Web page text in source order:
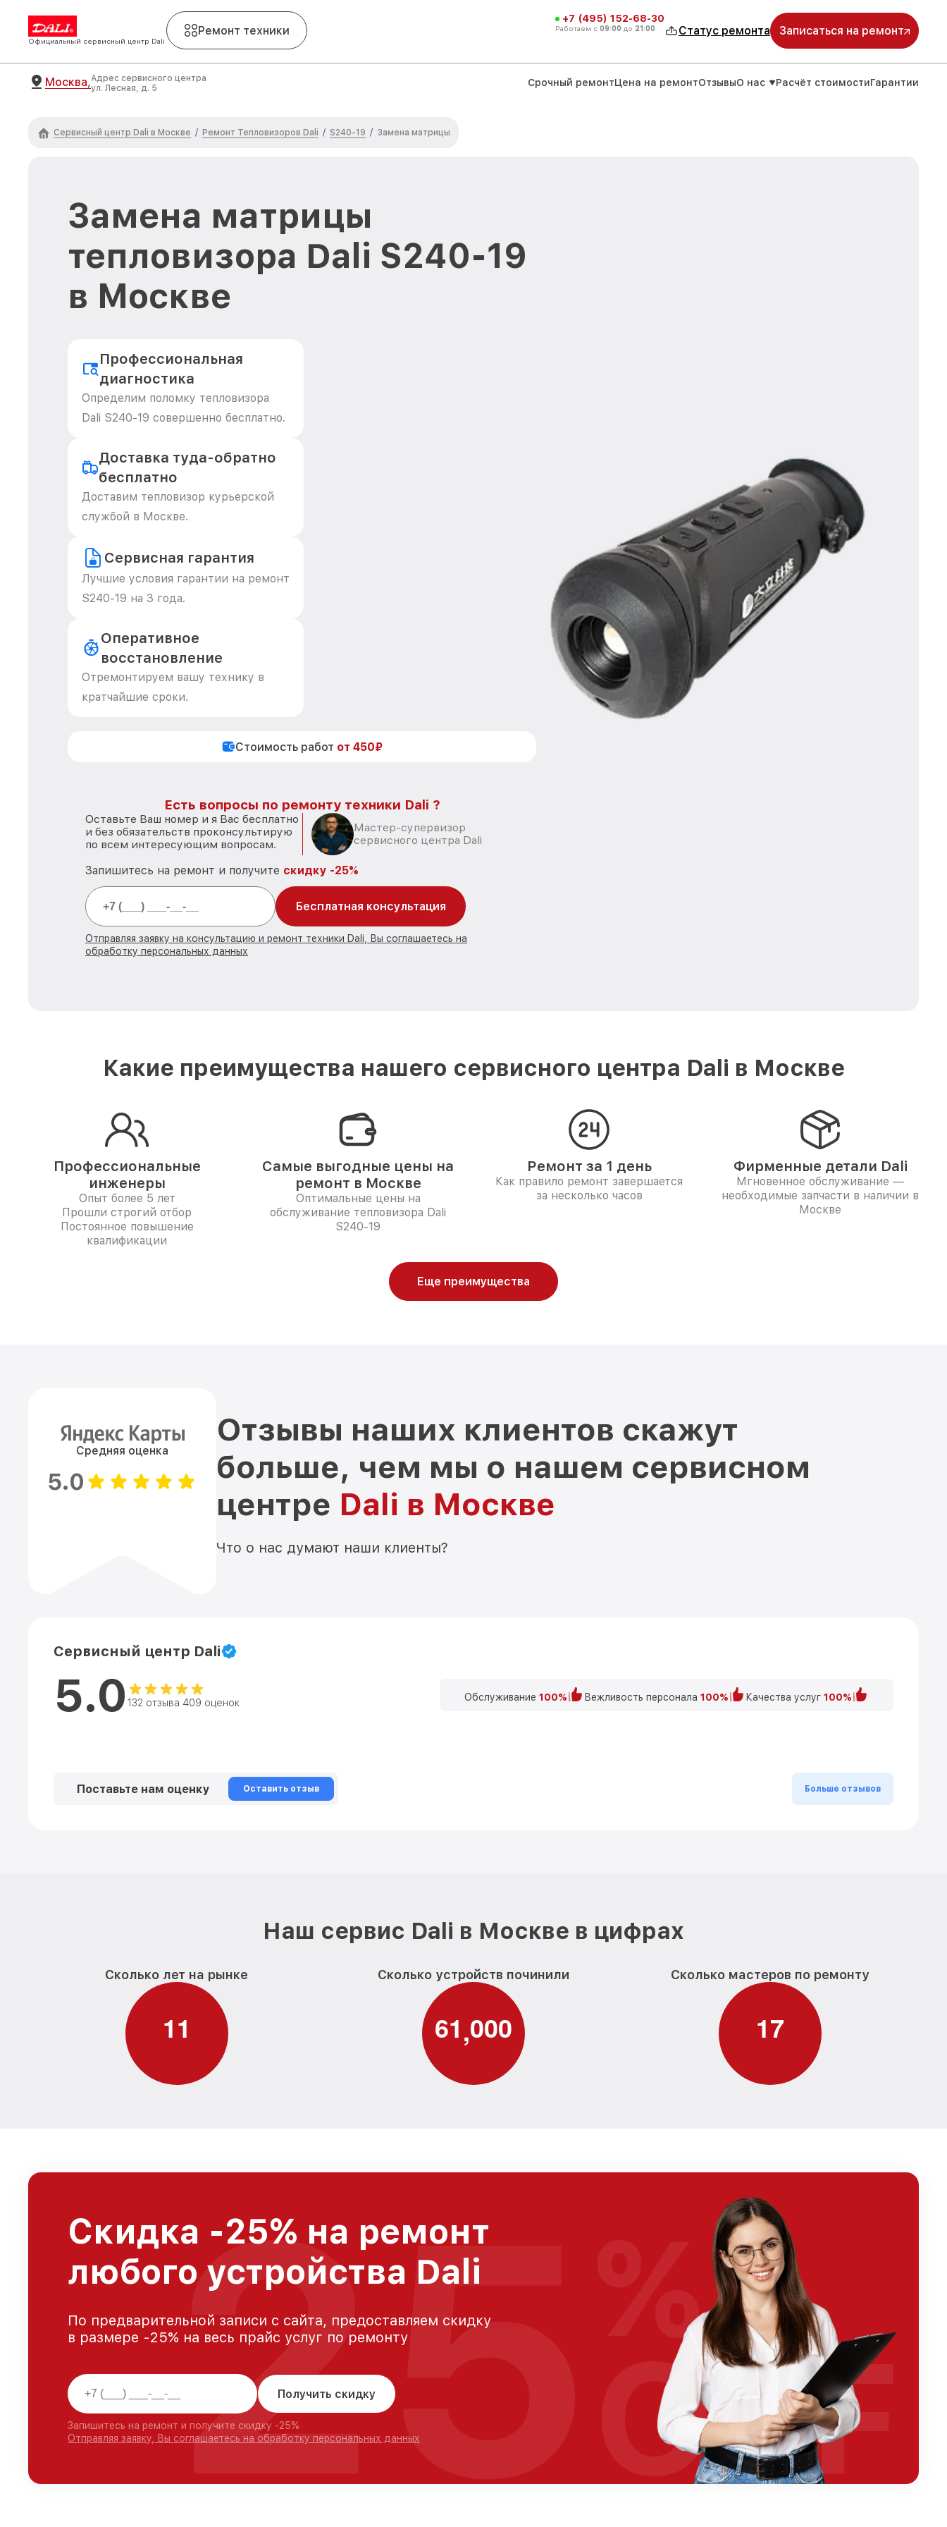
Официальный сервисный центр Dali
Ремонт техники
+7 (495) 152-68-30
Работаем с 09:00 до 21:00 Статус ремонта Записаться на ремонт
Москва,Адрес сервисного центра
ул. Лесная, д. 5
Срочный ремонтЦена на ремонтОтзывыО нас Расчёт стоимостиГарантии
Сервисный центр Dali в Москве / Ремонт Тепловизоров Dali / S240-19 / Замена матрицы
Замена матрицы
тепловизора Dali S240-19
в Москве
Профессиональная
диагностика
Определим поломку тепловизора
Dali S240-19 совершенно бесплатно.
Доставка туда-обратно
бесплатно
Доставим тепловизор курьерской
службой в Москве.
Сервисная гарантия
Лучшие условия гарантии на ремонт
S240-19 на 3 года.
Оперативное
восстановление
Отремонтируем вашу технику в
кратчайшие сроки.
Стоимость работ от 450₽
Есть вопросы по ремонту техники Dali ?
Оставьте Ваш номер и я Вас бесплатно
и без обязательств проконсультирую
по всем интересующим вопросам.
Мастер-супервизор
сервисного центра Dali
Запишитесь на ремонт и получите скидку -25%
Бесплатная консультация
Отправляя заявку на консультацию и ремонт техники Dali, Вы соглашаетесь на
обработку персональных данных
Какие преимущества нашего сервисного центра Dali в Москве
Профессиональные
инженеры
Опыт более 5 лет
Прошли строгий отбор
Постоянное повышение
квалификации
Самые выгодные цены на
ремонт в Москве
Оптимальные цены на
обслуживание тепловизора Dali
S240-19
Ремонт за 1 день
Как правило ремонт завершается
за несколько часов
Фирменные детали Dali
Мгновенное обслуживание —
необходимые запчасти в наличии в
Москве
Еще преимущества
Средняя оценка
5.0
Отзывы наших клиентов скажут
больше, чем мы о нашем сервисном
центре Dali в Москве
Что о нас думают наши клиенты?
Сервисный центр Dali
5.0 132 отзыва 409 оценок Обслуживание 100% Вежливость персонала 100% Качества услуг 100%
Поставьте нам оценку Оставить отзыв Больше отзывов
Наш сервис Dali в Москве в цифрах
Сколько лет на рынке
11
Сколько устройств починили
61,000
Сколько мастеров по ремонту
17
Скидка -25% на ремонт
любого устройства Dali
По предварительной записи с сайта, предоставляем скидку
в размере -25% на весь прайс услуг по ремонту
Получить скидку
Запишитесь на ремонт и получите скидку -25%
Отправляя заявку, Вы соглашаетесь на обработку персональных данных
25 %
OFF